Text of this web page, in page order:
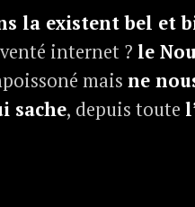
la existent bel et
internet ? le
mais ne
sache, depuis toute